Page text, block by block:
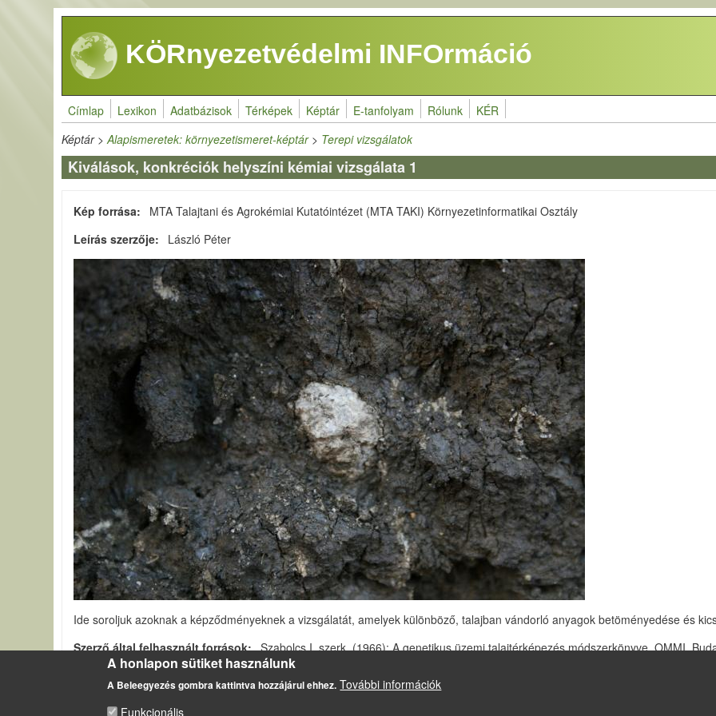
Ugrás a tartalomra
KÖRnyezetvédelmi INFOrmáció
Címlap Lexikon Adatbázisok Térképek Képtár E-tanfolyam Rólunk KÉR
Képtár>Alapismeretek: környezetismeret-képtár> Terepi vizsgálatok
Kiválások, konkréciók helyszíni kémiai vizsgálata 1
Kép forrása
MTA Talajtani és Agrokémiai Kutatóintézet (MTA TAKI) Környezetinformatikai Osztály
Leírás szerzője
László Péter
Ide soroljuk azoknak a képződményeknek a vizsgálatát, amelyek különböző, talajban vándorló anyagok betöményedése és
Szerző által felhasznált források
Szabolcs I. szerk. (1966): A genetikus üzemi talajtérképezés módszerkönyve. OMMI,
Terepi vizsgálatok
A honlapon sütiket használunk
A Beleegyezés gombra kattintva hozzájárul ehhez. További információk
Funkcionális